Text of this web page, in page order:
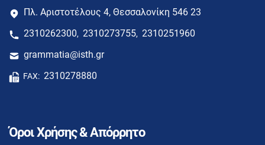
Πλ. Αριστοτέλους 4, Θεσσαλονίκη 546 23
2310262300, 2310273755, 2310251960
grammatia@isth.gr
FAX: 2310278880
Όροι Χρήσης & Απόρρητο